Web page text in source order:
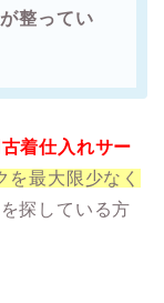
整ってい
古着仕入れサー
を最大限少なく
探している方